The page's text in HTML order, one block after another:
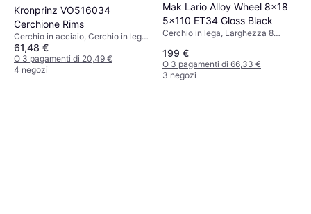
Kronprinz VO516034
Cerchione Rims
Cerchio in acciaio, Cerchio in lega,
Nero, Argento
61,48 €
O 3 pagamenti di 20,49 €
4 negozi
Mak Lario Alloy Wheel 8x18
5x110 ET34 Gloss Black
Cerchio in lega, Larghezza 8
199 €
O 3 pagamenti di 66,33 €
3 negozi